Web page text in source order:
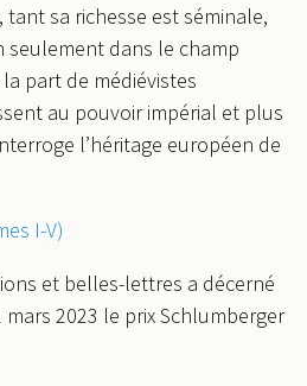
sa richesse est séminale,
seulement dans le champ
part de médiévistes
au pouvoir impérial et plus
l’héritage européen de
I-V)
et belles-lettres a décerné
2023 le prix Schlumberger